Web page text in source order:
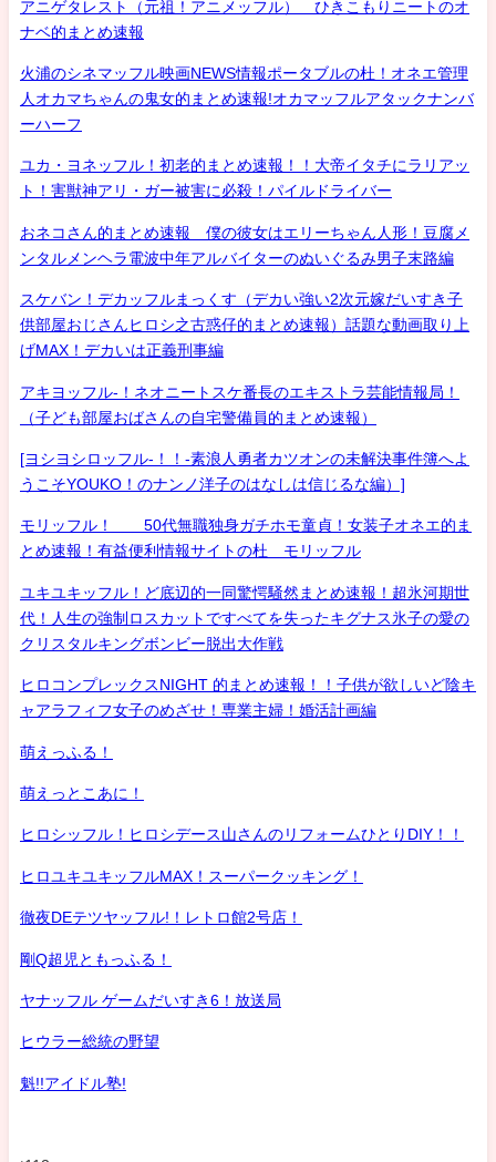
アニゲタレスト（元祖！アニメッフル） ひきこもりニートのオ
ナベ的まとめ速報
火浦のシネマッフル映画NEWS情報ポータブルの杜！オネエ管理
人オカマちゃんの鬼女的まとめ速報!オカマッフルアタックナンバ
ーハーフ
ユカ・ヨネッフル！初老的まとめ速報！！大帝イタチにラリアッ
ト！害獣神アリ・ガー被害に必殺！パイルドライバー
おネコさん的まとめ速報 僕の彼女はエリーちゃん人形！豆腐メ
ンタルメンヘラ電波中年アルバイターのぬいぐるみ男子末路編
スケバン！デカッフルまっくす（デカい強い2次元嫁だいすき子
供部屋おじさんヒロシ之古惑仔的まとめ速報）話題な動画取り上
げMAX！デカいは正義刑事編
アキヨッフル-！ネオニートスケ番長のエキストラ芸能情報局！
（子ども部屋おばさんの自宅警備員的まとめ速報）
[ヨシヨシロッフル-！！-素浪人勇者カツオンの未解決事件簿へよ
うこそYOUKO！のナンノ洋子のはなしは信じるな編）]
モリッフル！ 50代無職独身ガチホモ童貞！女装子オネエ的ま
とめ速報！有益便利情報サイトの杜 モリッフル
ユキユキッフル！ど底辺的一同驚愕騒然まとめ速報！超氷河期世
代！人生の強制ロスカットですべてを失ったキグナス氷子の愛の
クリスタルキングボンビー脱出大作戦
ヒロコンプレックスNIGHT 的まとめ速報！！子供が欲しいど陰キ
ャアラフィフ女子のめざせ！専業主婦！婚活計画編
萌えっふる！
萌えっとこあに！
ヒロシッフル！ヒロシデース山さんのリフォームひとりDIY！！
ヒロユキユキッフルMAX！スーパークッキング！
徹夜DEテツヤッフル!！レトロ館2号店！
剛Q超児ともっふる！
ヤナッフル ゲームだいすき6！放送局
ヒウラー総統の野望
魁!!アイドル塾!